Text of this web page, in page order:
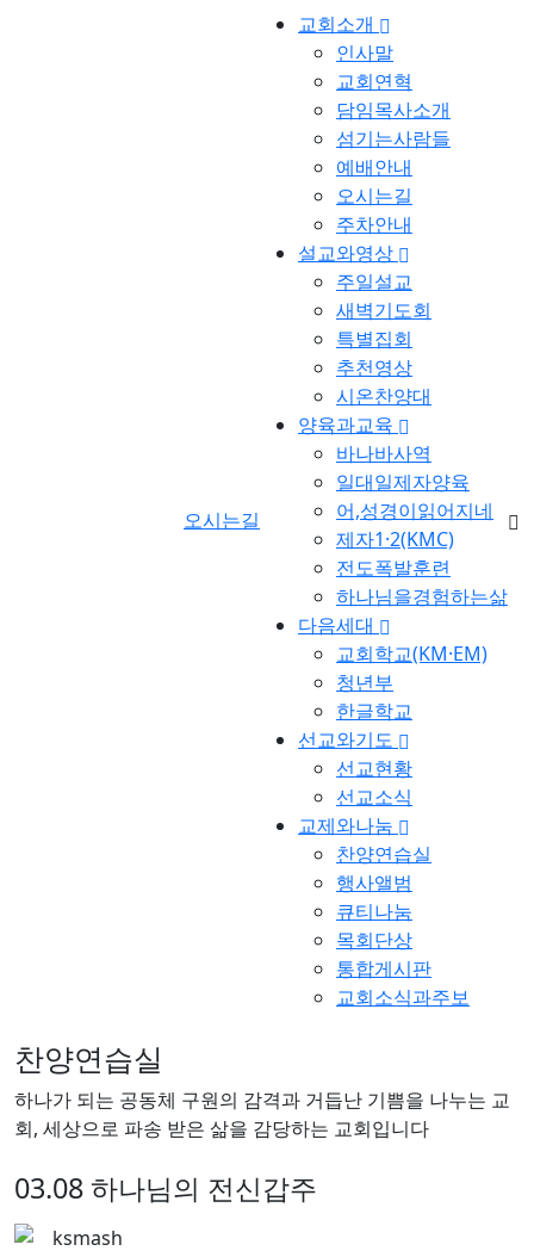
교회소개
인사말
교회연혁
담임목사소개
섬기는사람들
예배안내
오시는길
주차안내
설교와영상
주일설교
새벽기도회
특별집회
추천영상
시온찬양대
양육과교육
바나바사역
일대일제자양육
어,성경이읽어지네
제자1·2(KMC)
전도폭발훈련
하나님을경험하는삶
다음세대
교회학교(KM·EM)
청년부
한글학교
선교와기도
선교현황
선교소식
교제와나눔
찬양연습실
행사앨범
큐티나눔
목회단상
통합게시판
교회소식과주보
오시는길
찬양연습실
하나가 되는 공동체 구원의 감격과 거듭난 기쁨을 나누는 교
회, 세상으로 파송 받은 삶을 감당하는 교회입니다
03.08 하나님의 전신갑주
ksmash